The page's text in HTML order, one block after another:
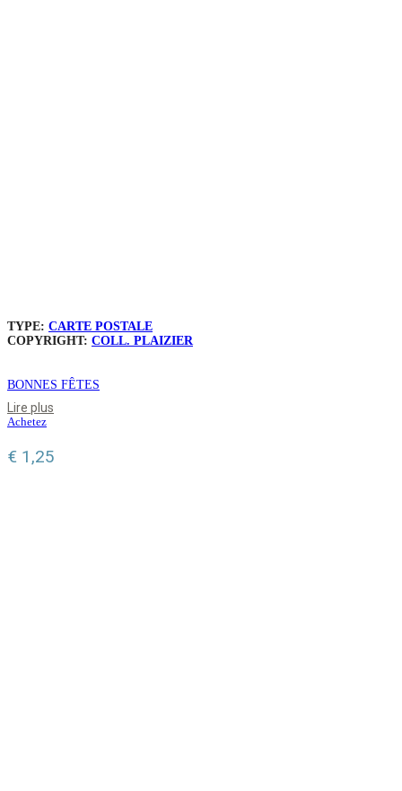
TYPE: CARTE POSTALE
COPYRIGHT: COLL. PLAIZIER
BONNES FÊTES
Lire plus
Achetez
€ 1,25